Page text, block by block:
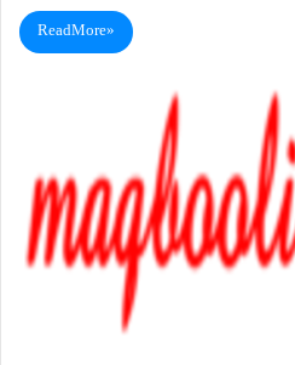
Read More »